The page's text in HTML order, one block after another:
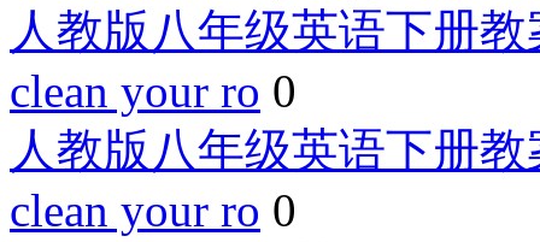
人教版八年级英语下册教
clean your ro 0
人教版八年级英语下册教
clean your ro 0